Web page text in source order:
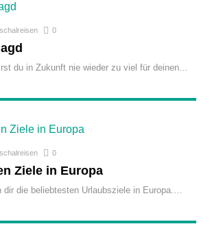
0
du in Zukunft nie wieder zu viel für deinen
0
Ziele in Europa
dir die beliebtesten Urlaubsziele in Europa.